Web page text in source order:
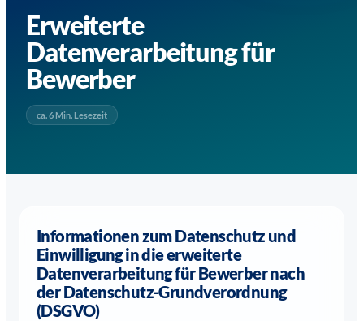
Erweiterte
Datenverarbeitung für
Bewerber
ca. 6 Min. Lesezeit
Informationen zum Datenschutz und
Einwilligung in die erweiterte
Datenverarbeitung für Bewerber nach
der Datenschutz-Grundverordnung
(DSGVO)